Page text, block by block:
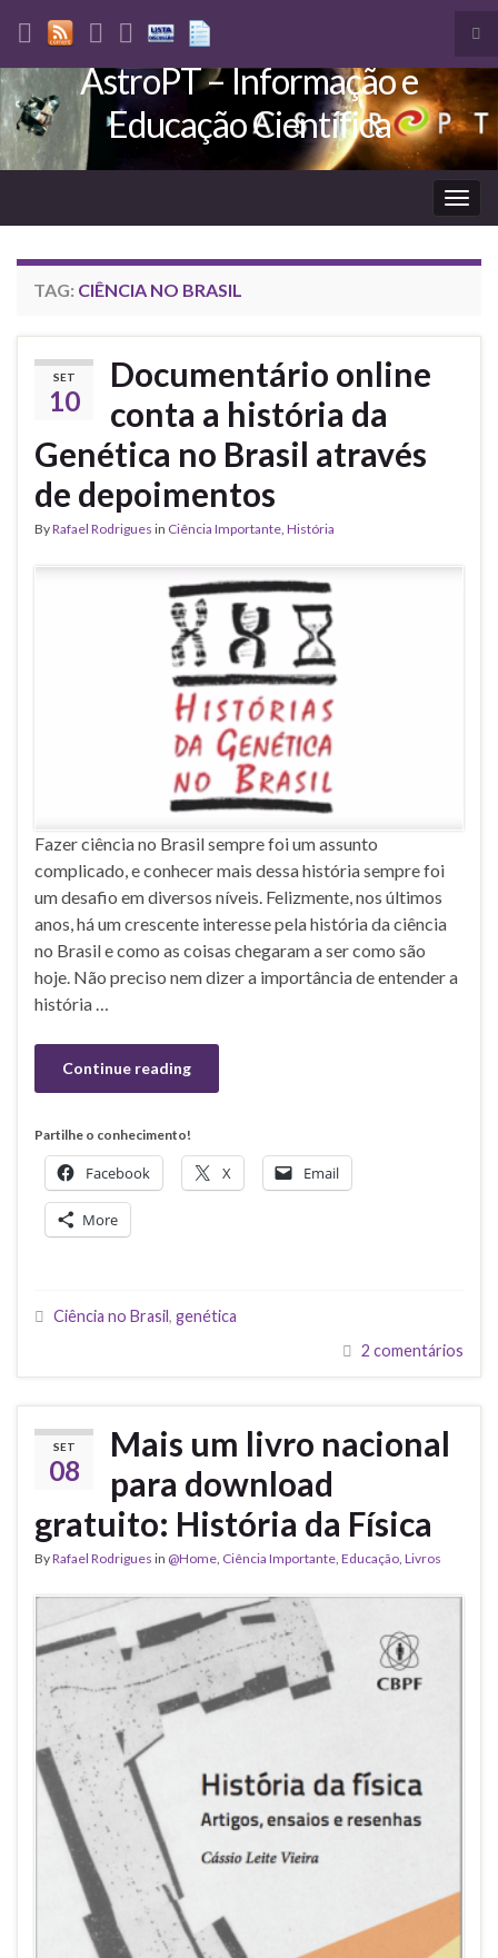
Search for:
AstroPT – Informação e
Educação Científica
TAG: CIÊNCIA NO BRASIL
SET
10
Documentário online
conta a história da
Genética no Brasil através
de depoimentos
ByRafael Rodrigues in Ciência Importante, História
Fazer ciência no Brasil sempre foi um assunto
complicado, e conhecer mais dessa história sempre foi
um desafio em diversos níveis. Felizmente, nos últimos
anos, há um crescente interesse pela história da ciência
no Brasil e como as coisas chegaram a ser como são
hoje. Não preciso nem dizer a importância de entender a
história …
Continue reading
Partilhe o conhecimento!
Facebook X Email
More
Ciência no Brasil, genética
2 comentários
SET
08
Mais um livro nacional
para download
gratuito: História da Física
ByRafael Rodrigues in @Home Ciência Importante Educação Livros